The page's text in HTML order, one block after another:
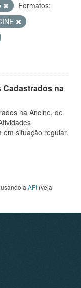
Formatos:
na
na Ancine, de
em situação regular.
a API (veja